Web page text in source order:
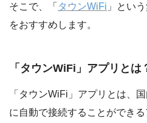
そこで、「 タウンWiFi 」とい
をおすすめします。
「タウンWiFi」アプリとは
「タウンWiFi」アプリとは、
に自動で接続することができる